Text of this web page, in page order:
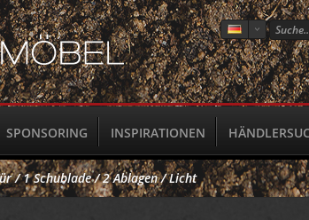
SPONSORING INSPIRATIONEN
/ 1 Schublade / 2 Ablagen / Licht